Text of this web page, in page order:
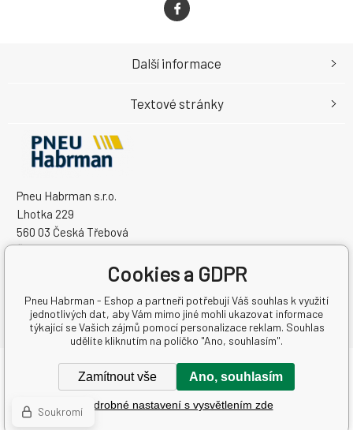
Pneu Habrman s.r.o.
Lhotka 229
560 03 Česká Třebová
Česká Republika
Další informace
Textové stránky
Copyright © 2026 Pneu Habrman s.r.o.
Všechna práva vyhrazena.
Pronájem eshopu zajišťujeBINARGON.cz-Mapa stránek
Cookies a GDPR
Pneu Habrman - Eshop a partneři potřebují Váš souhlas k využití
jednotlivých dat, aby Vám mimo jiné mohli ukazovat informace
týkající se Vašich zájmů pomocí personalizace reklam. Souhlas
udělíte kliknutím na políčko "Ano, souhlasím".
Zamítnout vše Ano, souhlasím
Podrobné nastavení s vysvětlením zde
Soukromí